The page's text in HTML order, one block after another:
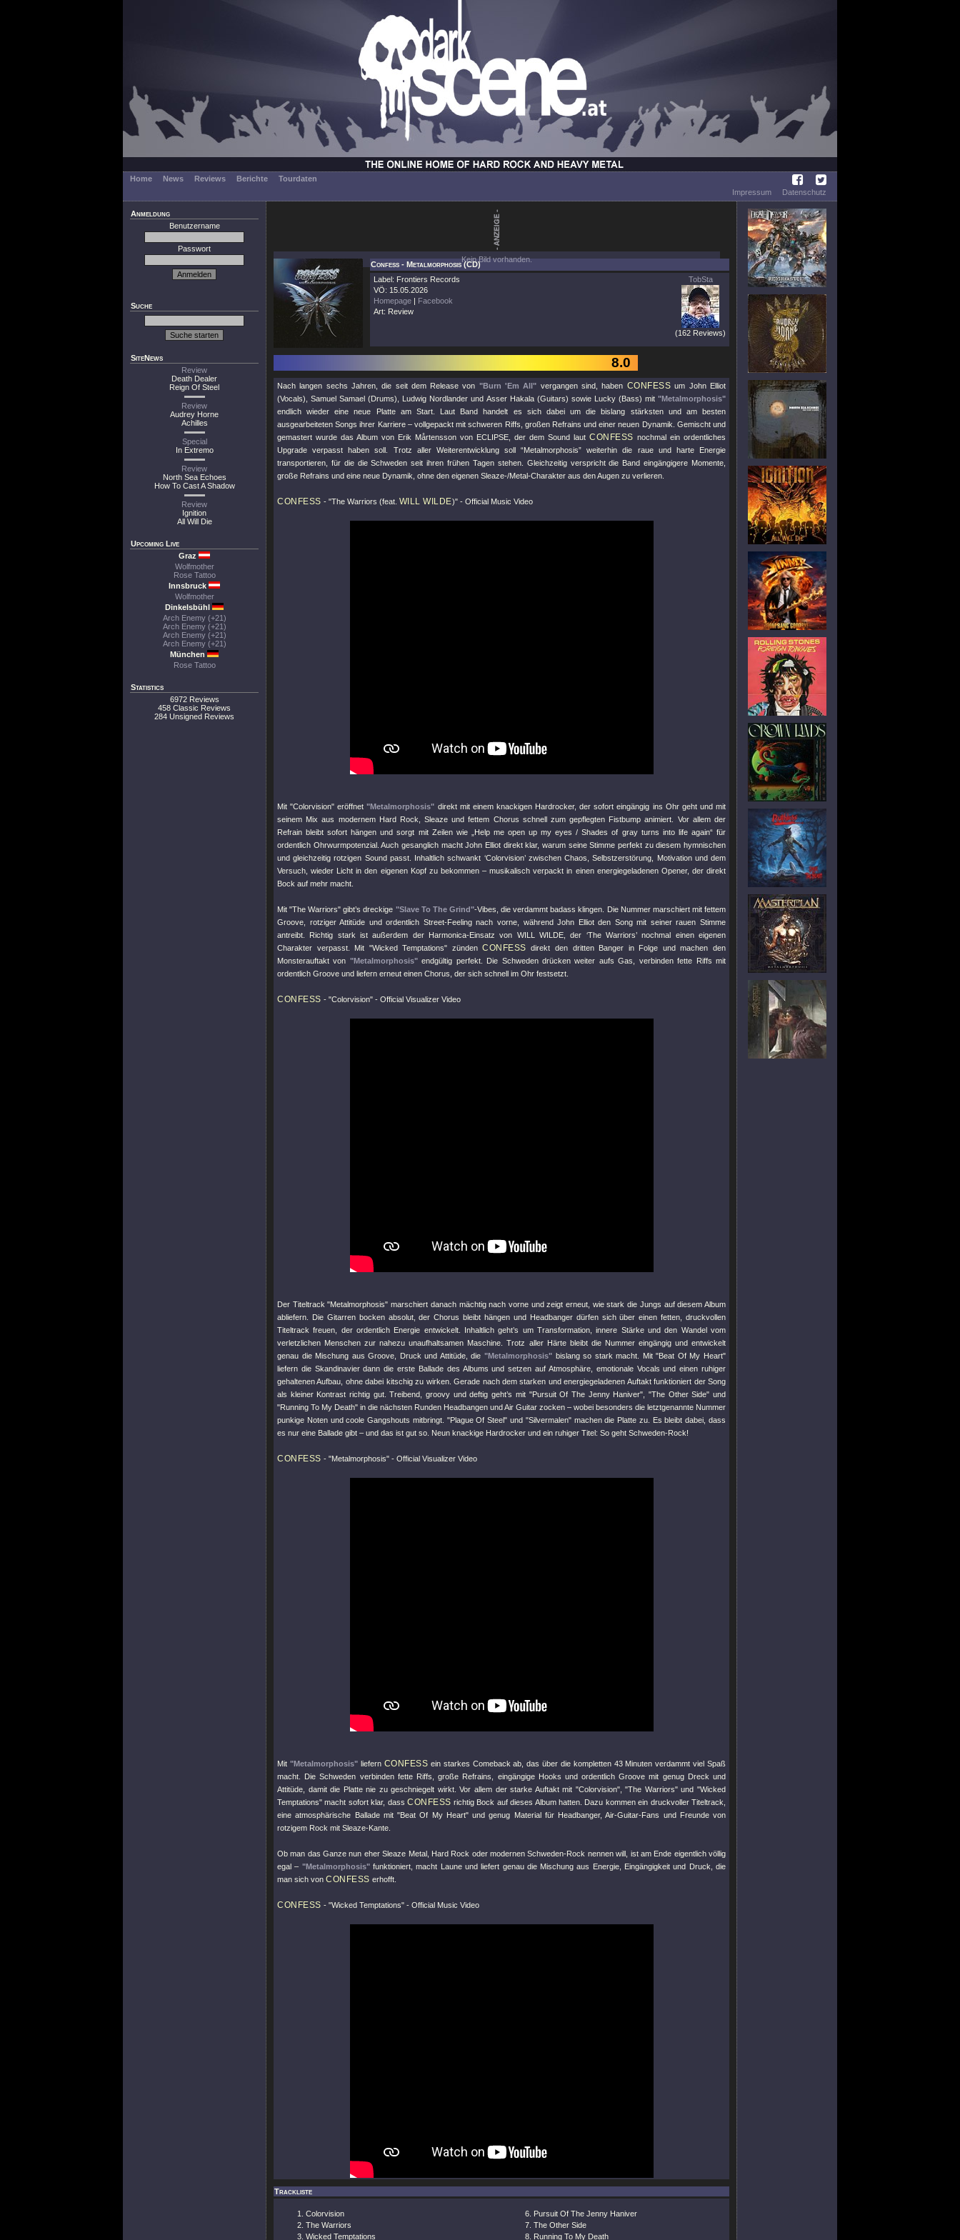
Home News Reviews Berichte
Tourdaten
Impressum
Datenschutz
Anmeldung
Benutzername
Passwort
Suche
SiteNews
Review
Death Dealer
Reign Of Steel
Review
Audrey Horne
Achilles
Special
In Extremo
Review
North Sea Echoes
How To Cast A Shadow
Review
Ignition
All Will Die
Upcoming Live
Graz
Wolfmother
Rose Tattoo
Innsbruck
Wolfmother
Dinkelsbühl
Arch Enemy (+21)
Arch Enemy (+21)
Arch Enemy (+21)
Arch Enemy (+21)
München
Rose Tattoo
Statistics
6972 Reviews
458 Classic Reviews
284 Unsigned Reviews
Kein Bild vorhanden.
Confess - Metalmorphosis (CD)
Label: Frontiers Records
VÖ: 15.05.2026
Homepage | Facebook
Art: Review
TobSta
(162 Reviews)
8.0
Nach langen sechs Jahren, die seit dem Release von "Burn 'Em All" vergangen sind, haben CONFESS um John Elliot
(Vocals), Samuel Samael (Drums), Ludwig Nordlander und Asser Hakala (Guitars) sowie Lucky (Bass) mit "Metalmorphosis"
endlich wieder eine neue Platte am Start. Laut Band handelt es sich dabei um die bislang stärksten und am besten
ausgearbeiteten Songs ihrer Karriere – vollgepackt mit schweren Riffs, großen Refrains und einer neuen Dynamik. Gemischt und
gemastert wurde das Album von Erik Mårtensson von ECLIPSE, der dem Sound lautCONFESS nochmal ein ordentliches
Upgrade verpasst haben soll. Trotz aller Weiterentwicklung soll “Metalmorphosis” weiterhin die raue und harte Energie
transportieren, für die die Schweden seit ihren frühen Tagen stehen. Gleichzeitig verspricht die Band eingängigere Momente,
große Refrains und eine neue Dynamik, ohne den eigenen Sleaze-/Metal-Charakter aus den Augen zu verlieren.
CONFESS - "The Warriors (feat. WILL WILDE)"- Official Music Video
Mit"Colorvision" eröffnet"Metalmorphosis" direkt mit einem knackigen Hardrocker, der sofort eingängig ins Ohr geht und mit
seinem Mix aus modernem Hard Rock, Sleaze und fettem Chorus schnell zum gepflegten Fistbump animiert. Vor allem der
Refrain bleibt sofort hängen und sorgt mit Zeilen wie „Help me open up my eyes / Shades of gray turns into life again“ für
ordentlich Ohrwurmpotenzial. Auch gesanglich macht John Elliot direkt klar, warum seine Stimme perfekt zu diesem hymnischen
und gleichzeitig rotzigen Sound passt. Inhaltlich schwankt ‘Colorvision’ zwischen Chaos, Selbstzerstörung, Motivation und dem
Versuch, wieder Licht in den eigenen Kopf zu bekommen – musikalisch verpackt in einen energiegeladenen Opener, der direkt
Bock auf mehr macht.
Mit"The Warriors" gibt’s dreckige "Slave To The Grind"-Vibes, die verdammt badass klingen. Die Nummer marschiert mit fettem
Groove, rotziger Attitüde und ordentlich Street-Feeling nach vorne, während John Elliot den Song mit seiner rauen Stimme
antreibt. Richtig stark ist außerdem der Harmonica-Einsatz von WILL WILDE, der ‘The Warriors’ nochmal einen eigenen
Charakter verpasst. Mit "Wicked Temptations" zündenCONFESS direkt den dritten Banger in Folge und machen den
Monsterauftakt von "Metalmorphosis"endgültig perfekt. Die Schweden drücken weiter aufs Gas, verbinden fette Riffs mit
ordentlich Groove und liefern erneut einen Chorus, der sich schnell im Ohr festsetzt.
CONFESS - "Colorvision"- Official Visualizer Video
Der Titeltrack"Metalmorphosis" marschiert danach mächtig nach vorne und zeigt erneut, wie stark die Jungs auf diesem Album
abliefern. Die Gitarren bocken absolut, der Chorus bleibt hängen und Headbanger dürfen sich über einen fetten, druckvollen
Titeltrack freuen, der ordentlich Energie entwickelt. Inhaltlich geht’s um Transformation, innere Stärke und den Wandel vom
verletzlichen Menschen zur nahezu unaufhaltsamen Maschine. Trotz aller Härte bleibt die Nummer eingängig und entwickelt
genau die Mischung aus Groove, Druck und Attitüde, die "Metalmorphosis" bislang so stark macht. Mit"Beat Of My Heart"
liefern die Skandinavier dann die erste Ballade des Albums und setzen auf Atmosphäre, emotionale Vocals und einen ruhiger
gehaltenen Aufbau, ohne dabei kitschig zu wirken. Gerade nach dem starken und energiegeladenen Auftakt funktioniert der Song
als kleiner Kontrast richtig gut. Treibend, groovy und deftig geht’s mit "Pursuit Of The Jenny Haniver" "The Other Side" und
"Running To My Death" in die nächsten Runden Headbangen und Air Guitar zocken – wobei besonders die letztgenannte Nummer
punkige Noten und coole Gangshouts mitbringt. "Plague Of Steel" und "Silvermalen"machen die Platte zu. Es bleibt dabei, dass
es nur eine Ballade gibt – und das ist gut so. Neun knackige Hardrocker und ein ruhiger Titel: So geht Schweden-Rock!
CONFESS - "Metalmorphosis"- Official Visualizer Video
Mit "Metalmorphosis"liefern CONFESS ein starkes Comeback ab, das über die kompletten 43 Minuten verdammt viel Spaß
macht. Die Schweden verbinden fette Riffs, große Refrains, eingängige Hooks und ordentlich Groove mit genug Dreck und
Attitüde, damit die Platte nie zu geschniegelt wirkt. Vor allem der starke Auftakt mit "Colorvision","The Warriors"und"Wicked
Temptations" macht sofort klar, dassCONFESS richtig Bock auf dieses Album hatten. Dazu kommen ein druckvoller Titeltrack,
eine atmosphärische Ballade mit "Beat Of My Heart"und genug Material für Headbanger, Air-Guitar-Fans und Freunde von
rotzigem Rock mit Sleaze-Kante.
Ob man das Ganze nun eher Sleaze Metal, Hard Rock oder modernen Schweden-Rock nennen will, ist am Ende eigentlich völlig
egal – "Metalmorphosis"funktioniert, macht Laune und liefert genau die Mischung aus Energie, Eingängigkeit und Druck, die
man sich von CONFESS erhofft.
CONFESS - "Wicked Temptations"- Official Music Video
Trackliste
Colorvision
The Warriors
Wicked Temptations
Pursuit Of The Jenny Haniver
The Other Side
Running To My Death